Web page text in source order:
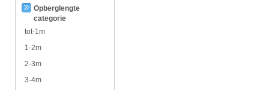
Opberglengte
categorie
tot-1m
1-2m
2-3m
3-4m